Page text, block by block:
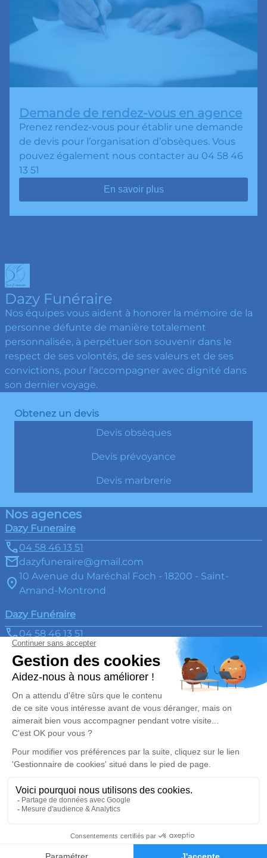
Demande de rendez-vous en agence
Prenez rendez-vous pour établir une demande
de devis pour l’organisation d’obsèques. Vous
pouvez également nous contacter au 04 58 46
13 51
En savoir plus
Dazy Funéraire
Nos équipes vous aident à honorer la mémoire de la
personne défunte de manière totalement
personnalisée, à perpétuer son souvenir dans le
respect de ses volontés, de ses valeurs et de ses
convictions, pour l’accompagner avec dignité dans
son dernier voyage.
Obtenez un devis
Devis obsèques
Devis prévoyance
Devis marbrerie
Nos agences
Dazy Funeraire
04 58 46 13 51
dazyfuneraire@gmail.com
10 Avenue du Maréchal Foch - 18200 - Saint-
Amand-Montrond
Dazy Funéraire
04 58 46 13 51
dazyfuneraire@gmail.com
6 Pl. de l'Église - 03360 - Saint-Bonnet-Tronçais
5/5 - 20 avis
Nos Services
Organiser des obsèques
Monuments funéraires
Services aux familles
Liens utiles
Avis de décès
Demande de rendez-vous
Nos réseaux sociaux
Politique de traitement des données personnelles
Politique d’utilisation des cookies
Zone d'intervention